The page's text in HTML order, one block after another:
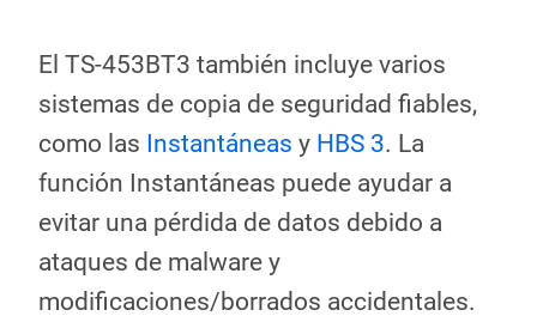
El TS-453BT3 también incluye varios
sistemas de copia de seguridad fiables,
como las Instantáneas y HBS 3. La
función Instantáneas puede ayudar a
evitar una pérdida de datos debido a
ataques de malware y
modificaciones/borrados accidentales.